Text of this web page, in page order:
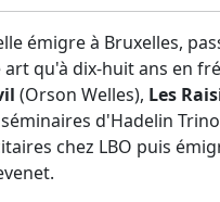
émigre à Bruxelles,
art qu'à dix-huit ans en
(Orson Welles), Les
séminaires d'Hadelin
chez LBO puis